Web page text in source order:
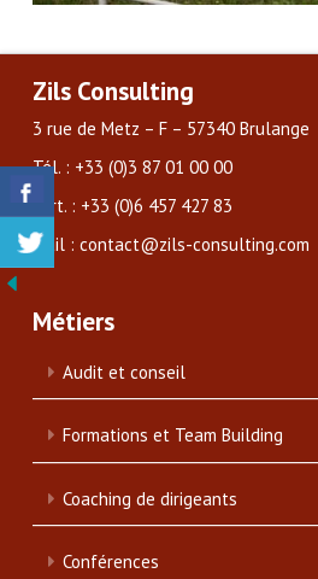
Zils Consulting
3 rue de Metz – F – 57340 Brulange
Tél. : +33 (0)3 87 01 00 00
Port. : +33 (0)6 457 427 83
Mail : contact@zils-consulting.com
Métiers
Audit et conseil
Formations et Team Building
Coaching de dirigeants
Conférences